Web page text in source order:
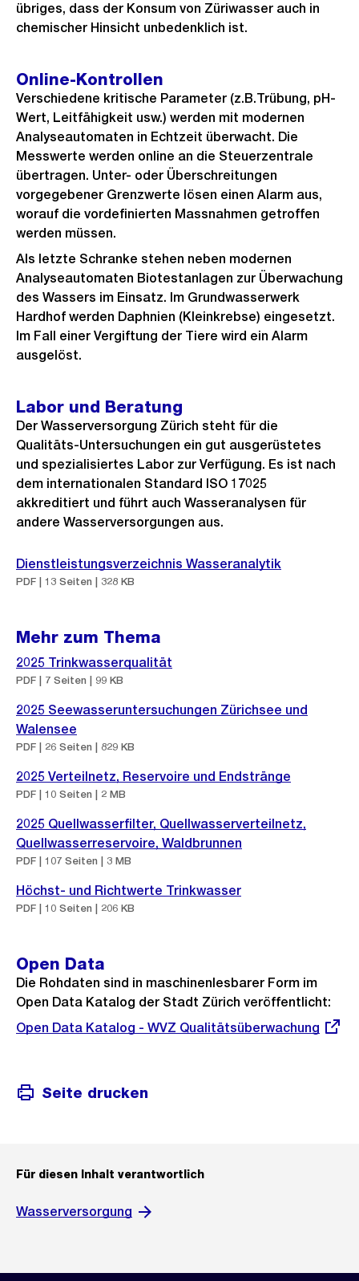
übriges, dass der Konsum von Züriwasser auch in
chemischer Hinsicht unbedenklich ist.
Online-Kontrollen
Verschiedene kritische Parameter (z.B.Trübung, pH-
Wert, Leitfähigkeit usw.) werden mit modernen
Analyseautomaten in Echtzeit überwacht. Die
Messwerte werden online an die Steuerzentrale
übertragen. Unter- oder Überschreitungen
vorgegebener Grenzwerte lösen einen Alarm aus,
worauf die vordefinierten Massnahmen getroffen
werden müssen.
Als letzte Schranke stehen neben modernen
Analyseautomaten Biotestanlagen zur Überwachung
des Wassers im Einsatz. Im Grundwasserwerk
Hardhof werden Daphnien (Kleinkrebse) eingesetzt.
Im Fall einer Vergiftung der Tiere wird ein Alarm
ausgelöst.
Labor und Beratung
Der Wasserversorgung Zürich steht für die
Qualitäts-Untersuchungen ein gut ausgerüstetes
und spezialisiertes Labor zur Verfügung. Es ist nach
dem internationalen Standard ISO 17025
akkreditiert und führt auch Wasseranalysen für
andere Wasserversorgungen aus.
Dienstleistungsverzeichnis Wasseranalytik
PDF | 13 Seiten | 328 KB
Mehr zum Thema
2025 Trinkwasserqualität
PDF | 7 Seiten | 99 KB
2025 Seewasseruntersuchungen Zürichsee und
Walensee
PDF | 26 Seiten | 829 KB
2025 Verteilnetz, Reservoire und Endstränge
PDF | 10 Seiten | 2 MB
2025 Quellwasserfilter, Quellwasserverteilnetz,
Quellwasserreservoire, Waldbrunnen
PDF | 107 Seiten | 3 MB
Höchst- und Richtwerte Trinkwasser
PDF | 10 Seiten | 206 KB
Open Data
Die Rohdaten sind in maschinenlesbarer Form im
Open Data Katalog der Stadt Zürich veröffentlicht:
Externer
Open Data Katalog - WVZ Qualitätsüberwachung
Seite drucken
Für diesen Inhalt verantwortlich
Wasserversorgung